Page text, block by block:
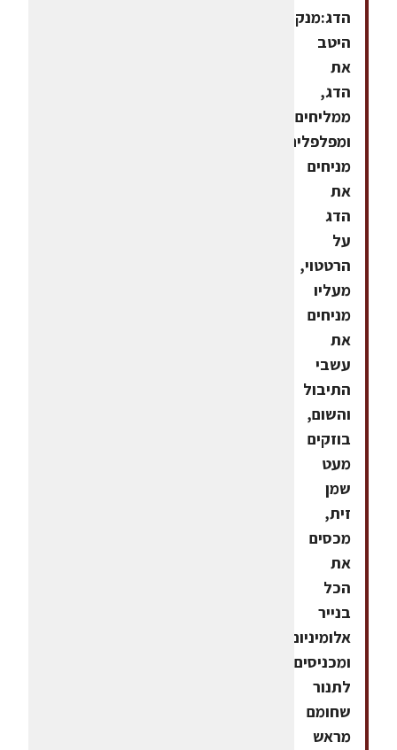
הדג:מנקים
היטב
את
הדג,
ממליחים
ומפלפלים,
מניחים
את
הדג
על
הרטטוי,
מעליו
מניחים
את
עשבי
התיבול
והשום,
בוזקים
מעט
שמן
זית,
מכסים
את
הכל
בנייר
אלומיניום,
ומכניסים
לתנור
שחומם
מראש